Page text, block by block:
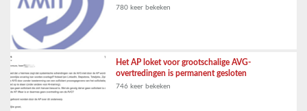
780 keer bekeken
Het AP loket voor grootschalige AVG-
overtredingen is permanent gesloten
746 keer bekeken